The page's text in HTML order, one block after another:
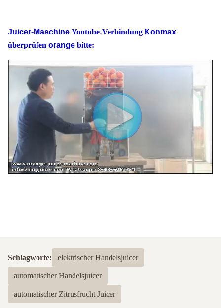
Juicer-Maschine Youtube-Verbindung Konmax
überprüfen orange bitte:
Schlagworte: elektrischer Handelsjuicer
automatischer Handelsjuicer
automatischer Zitrusfrucht Juicer